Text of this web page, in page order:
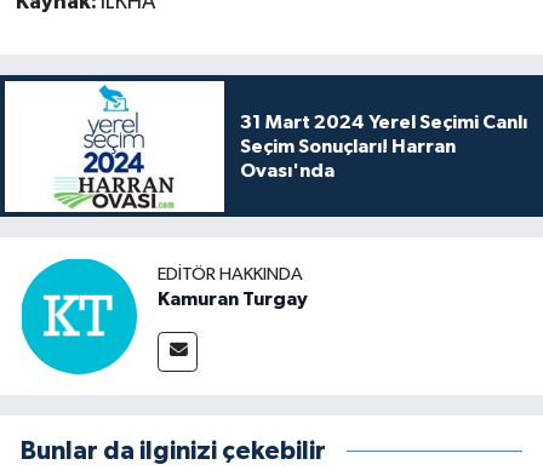
31 Mart 2024 Yerel Seçimi Canlı
Seçim Sonuçları! Harran
Ovası'nda
EDITÖR HAKKINDA
Kamuran Turgay
Bunlar da ilginizi çekebilir